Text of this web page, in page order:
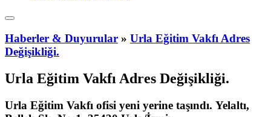
Haberler & Duyurular » Urla Eğitim Vakfı Adres
Değişikliği.
Urla Eğitim Vakfı Adres Değişikliği.
Urla Eğitim Vakfı ofisi yeni yerine taşındı. Yelaltı,